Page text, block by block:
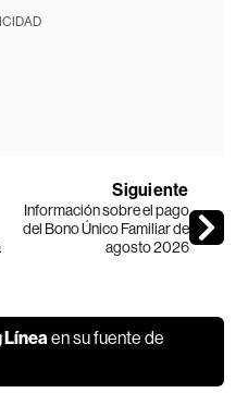
Siguiente
Información sobre el pago
del Bono Único Familiar de
agosto 2026
Líneaen su fuente de